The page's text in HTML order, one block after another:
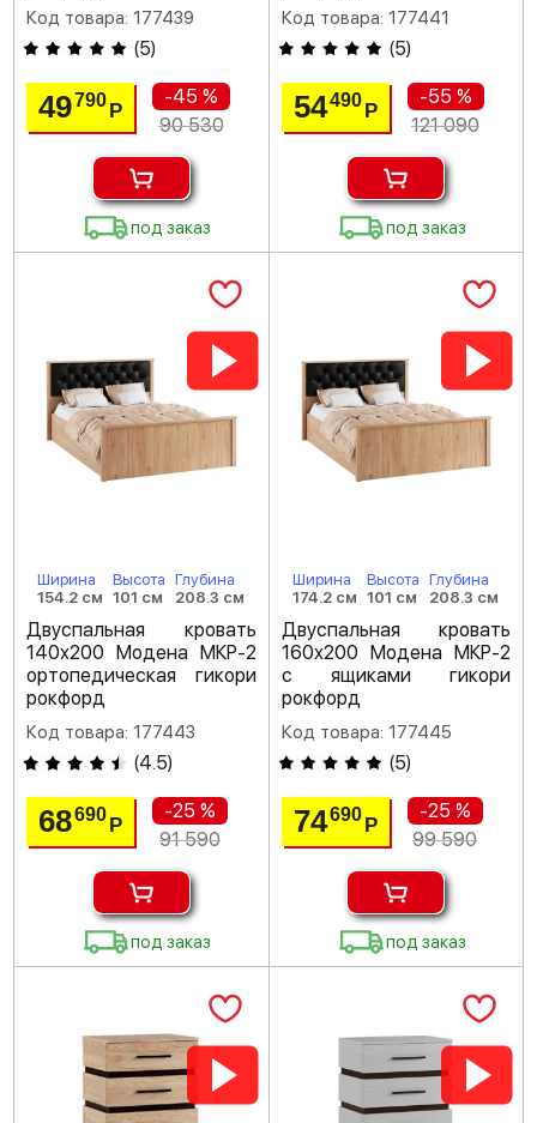
Код товара: 177439
(5)
49790Р
-45 %
90 530
под заказ
Код товара: 177441
(5)
54490 Р
-55 %
121 090
под заказ
Ширина
154.2 см
Высота
101 см
Глубина
208.3 см
Двуспальная кровать
140х200 Модена МКР-2
ортопедическая гикори
рокфорд
Код товара: 177443
(4.5)
68690Р
-25 %
91 590
под заказ
Ширина
174.2 см
Высота
101 см
Глубина
208.3 см
Двуспальная кровать
160х200 Модена МКР-2
с ящиками гикори
рокфорд
Код товара: 177445
(5)
74690 Р
-25 %
99 590
под заказ